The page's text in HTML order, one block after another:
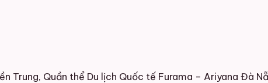
Trung, Quần thể Du lịch Quốc tế Furama – Ariyana Đà